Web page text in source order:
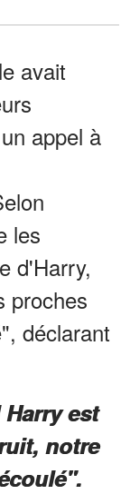
avait
appel à
les
d'Harry,
proches
déclarant
est
notre